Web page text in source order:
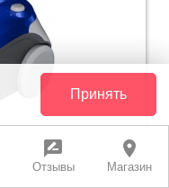
rate_review
Отзывы
place
Магазин
Синий И
Принять